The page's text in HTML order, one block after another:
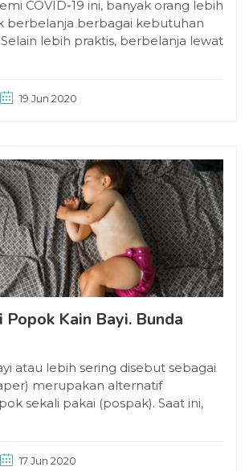
COVID-19 ini, banyak orang lebih
berbelanja berbagai kebutuhan
lebih praktis, berbelanja lewat
19 Jun 2020
Popok Kain Bayi. Bunda
atau lebih sering disebut sebagai
merupakan alternatif
sekali pakai (pospak). Saat ini,
17 Jun 2020